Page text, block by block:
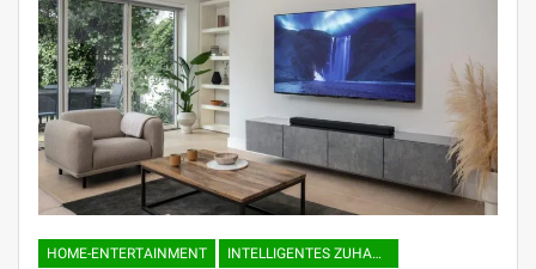
HOME-ENTERTAINMENT
INTELLIGENTES ZUHAUSE